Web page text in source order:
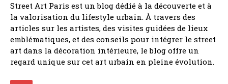
Street Art Paris est un blog dédié à la découverte et à
la valorisation du lifestyle urbain. À travers des
articles sur les artistes, des visites guidées de lieux
emblématiques, et des conseils pour intégrer le street
art dans la décoration intérieure, le blog offre un
regard unique sur cet art urbain en pleine évolution.